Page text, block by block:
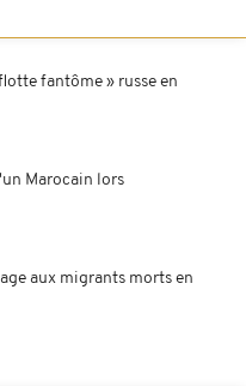
fantôme » russe en
Marocain lors
aux migrants morts en